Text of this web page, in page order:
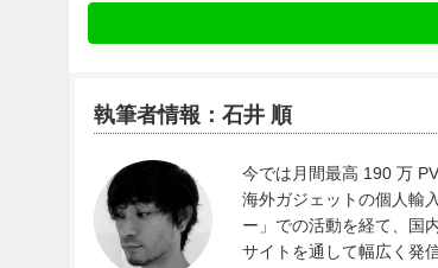
執筆者情報：石井 順
今では月間最高 190 万
海外ガジェットの個人輸
ー」での活動を経て、国
サイトを通して幅広く発